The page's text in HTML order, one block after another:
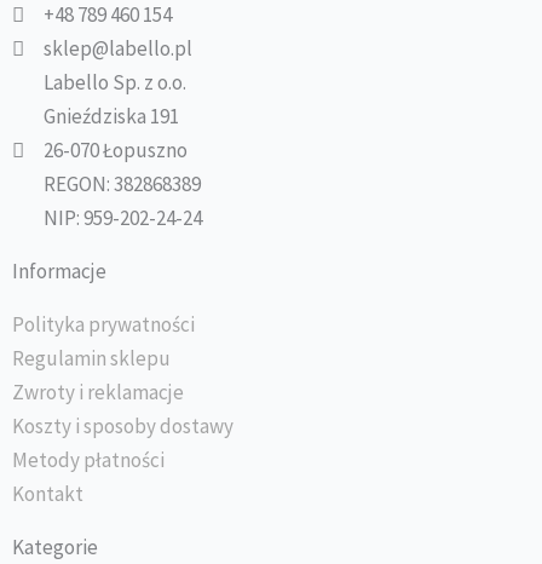
+48 789 460 154
sklep@labello.pl
Labello Sp. z o.o.
Gnieździska 191
26-070 Łopuszno
REGON: 382868389
NIP: 959-202-24-24
Informacje
Polityka prywatności
Regulamin sklepu
Zwroty i reklamacje
Koszty i sposoby dostawy
Metody płatności
Kontakt
Kategorie